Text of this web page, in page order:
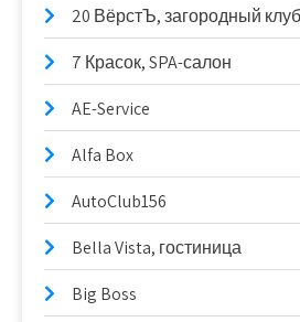
20 ВёрстЪ, загородный клуб
7 Красок, SPA-салон
AE-Service
Alfa Box
AutoClub156
Bella Vista, гостиница
Big Boss